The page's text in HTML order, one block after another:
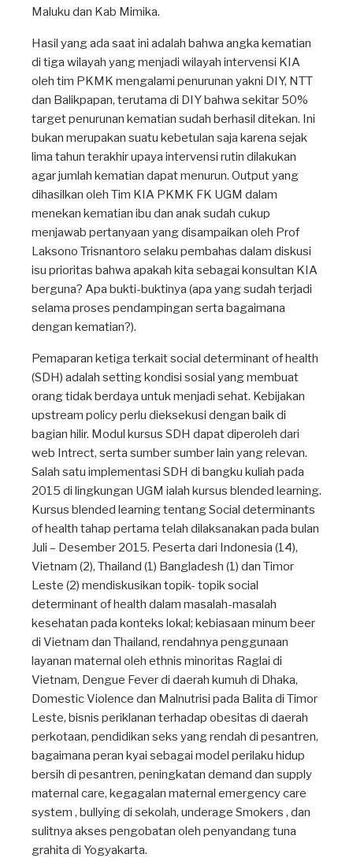
Maluku dan Kab Mimika.
Hasil yang ada saat ini adalah bahwa angka kematian
di tiga wilayah yang menjadi wilayah intervensi KIA
oleh tim PKMK mengalami penurunan yakni DIY, NTT
dan Balikpapan, terutama di DIY bahwa sekitar 50%
target penurunan kematian sudah berhasil ditekan. Ini
bukan merupakan suatu kebetulan saja karena sejak
lima tahun terakhir upaya intervensi rutin dilakukan
agar jumlah kematian dapat menurun. Output yang
dihasilkan oleh Tim KIA PKMK FK UGM dalam
menekan kematian ibu dan anak sudah cukup
menjawab pertanyaan yang disampaikan oleh Prof
Laksono Trisnantoro selaku pembahas dalam diskusi
isu prioritas bahwa apakah kita sebagai konsultan KIA
berguna? Apa bukti-buktinya (apa yang sudah terjadi
selama proses pendampingan serta bagaimana
dengan kematian?).
Pemaparan ketiga terkait social determinant of health
(SDH) adalah setting kondisi sosial yang membuat
orang tidak berdaya untuk menjadi sehat. Kebijakan
upstream policy perlu dieksekusi dengan baik di
bagian hilir. Modul kursus SDH dapat diperoleh dari
web Intrect, serta sumber sumber lain yang relevan.
Salah satu implementasi SDH di bangku kuliah pada
2015 di lingkungan UGM ialah kursus blended learning.
Kursus blended learning tentang Social determinants
of health tahap pertama telah dilaksanakan pada bulan
Juli – Desember 2015. Peserta dari Indonesia (14),
Vietnam (2), Thailand (1) Bangladesh (1) dan Timor
Leste (2) mendiskusikan topik- topik social
determinant of health dalam masalah-masalah
kesehatan pada konteks lokal; kebiasaan minum beer
di Vietnam dan Thailand, rendahnya penggunaan
layanan maternal oleh ethnis minoritas Raglai di
Vietnam, Dengue Fever di daerah kumuh di Dhaka,
Domestic Violence dan Malnutrisi pada Balita di Timor
Leste, bisnis periklanan terhadap obesitas di daerah
perkotaan, pendidikan seks yang rendah di pesantren,
bagaimana peran kyai sebagai model perilaku hidup
bersih di pesantren, peningkatan demand dan supply
maternal care, kegagalan maternal emergency care
system , bullying di sekolah, underage Smokers , dan
sulitnya akses pengobatan oleh penyandang tuna
grahita di Yogyakarta.